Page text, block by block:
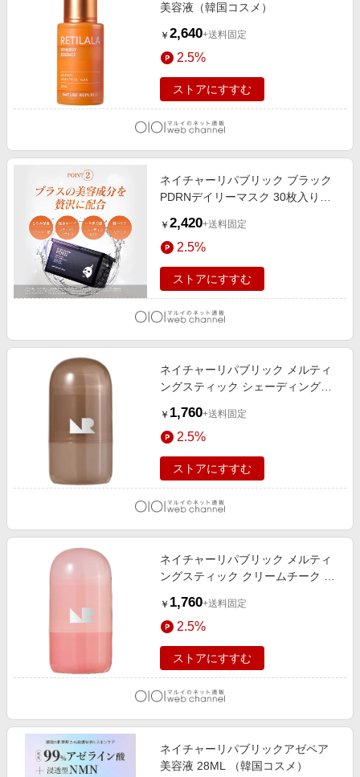
美容液（韓国コスメ）
￥ 2,640+送料固定
2.5%
ストアにすすむ
ネイチャーリパブリック ブラック
PDRNデイリーマスク 30枚入り
￥ 2,420+送料固定
2.5%
ストアにすすむ
ネイチャーリパブリック メルティ
ングスティック シェーディングア
アッシュジンジャー
￥ 1,760+送料固定
2.5%
ストアにすすむ
ネイチャーリパブリック メルティ
ングスティック クリームチーク ラ
バター
￥ 1,760+送料固定
2.5%
ストアにすすむ
ネイチャーリパブリックアゼペア
美容液 28ML （韓国コスメ）